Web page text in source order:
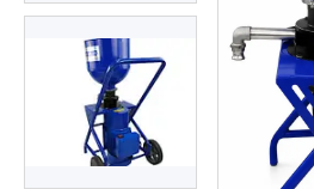
вентиляційних систем
Мийки високого тиску
Аксесуари для мийок високого
тиску
Інструменти PDR
Автохімчистка, детейлінг